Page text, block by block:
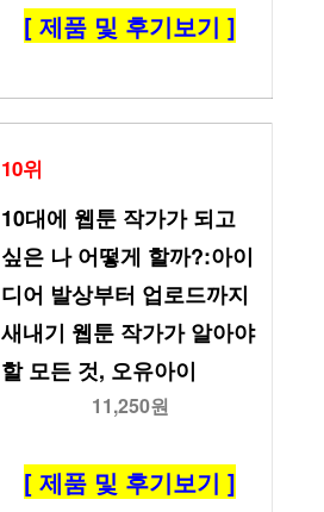
[ 제품 및 후기보기 ]
10위
10대에 웹툰 작가가 되고
싶은 나 어떻게 할까?:아이
디어 발상부터 업로드까지
새내기 웹툰 작가가 알아야
할 모든 것, 오유아이
11,250원
[ 제품 및 후기보기 ]